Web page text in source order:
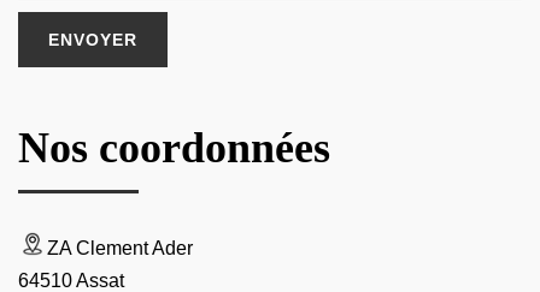
Nos coordonnées
ZA Clement Ader
64510 Assat